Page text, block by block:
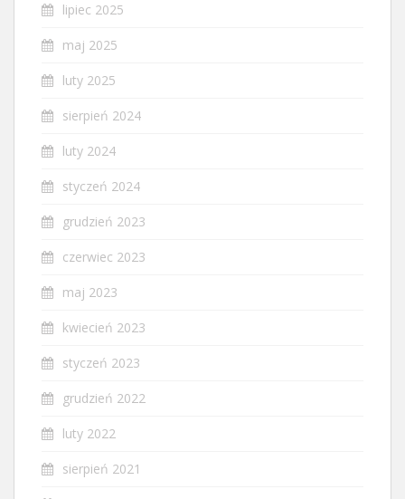
lipiec 2025
maj 2025
luty 2025
sierpień 2024
luty 2024
styczeń 2024
grudzień 2023
czerwiec 2023
maj 2023
kwiecień 2023
styczeń 2023
grudzień 2022
luty 2022
sierpień 2021